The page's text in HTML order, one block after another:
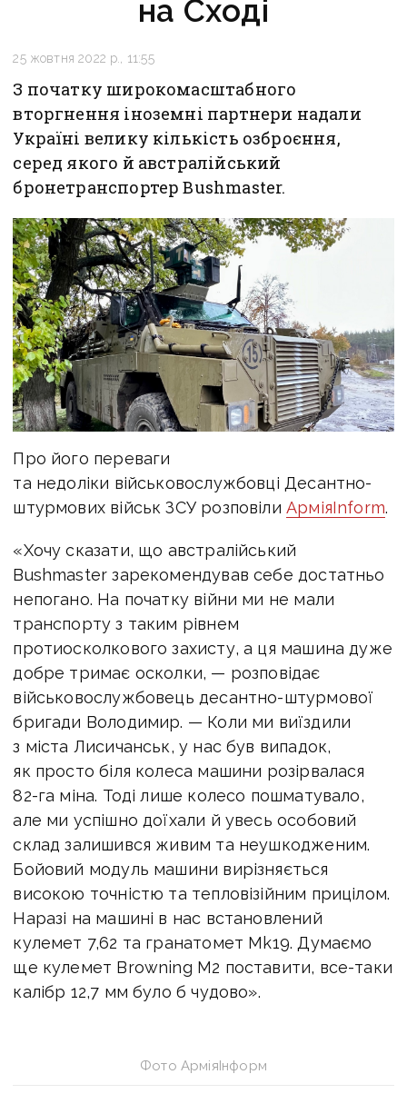
на Сході
25 жовтня 2022 р., 11:55
З початку широкомасштабного
вторгнення іноземні партнери надали
Україні велику кількість озброєння,
серед якого й австралійський
бронетранспортер Bushmaster.
Про його переваги
та недоліки військовослужбовці Десантно-
штурмових військ ЗСУ розповіли АрміяInform.
«Хочу сказати, що австралійський
Bushmaster зарекомендував себе достатньо
непогано. На початку війни ми не мали
транспорту з таким рівнем
протиосколкового захисту, а ця машина дуже
добре тримає осколки, — розповідає
військовослужбовець десантно-штурмової
бригади Володимир. — Коли ми виїздили
з міста Лисичанськ, у нас був випадок,
як просто біля колеса машини розірвалася
82-га міна. Тоді лише колесо пошматувало,
але ми успішно доїхали й увесь особовий
склад залишився живим та неушкодженим.
Бойовий модуль машини вирізняється
високою точністю та тепловізійним прицілом.
Наразі на машині в нас встановлений
кулемет 7,62 та гранатомет Mk19. Думаємо
ще кулемет Browning M2 поставити, все-таки
калібр 12,7 мм було б чудово».